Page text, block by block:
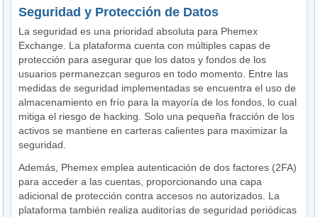
Seguridad y Protección de Datos
La seguridad es una prioridad absoluta para Phemex
Exchange. La plataforma cuenta con múltiples capas de
protección para asegurar que los datos y fondos de los
usuarios permanezcan seguros en todo momento. Entre las
medidas de seguridad implementadas se encuentra el uso de
almacenamiento en frío para la mayoría de los fondos, lo cual
mitiga el riesgo de hacking. Solo una pequeña fracción de los
activos se mantiene en carteras calientes para maximizar la
seguridad.
Además, Phemex emplea autenticación de dos factores (2FA)
para acceder a las cuentas, proporcionando una capa
adicional de protección contra accesos no autorizados. La
plataforma también realiza auditorías de seguridad periódicas